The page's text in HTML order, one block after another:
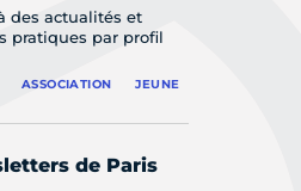
des actualités et
pratiques par profil
ASSOCIATION JEUNE
de Paris